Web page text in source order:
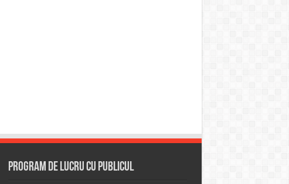
Program de lucru cu publicul